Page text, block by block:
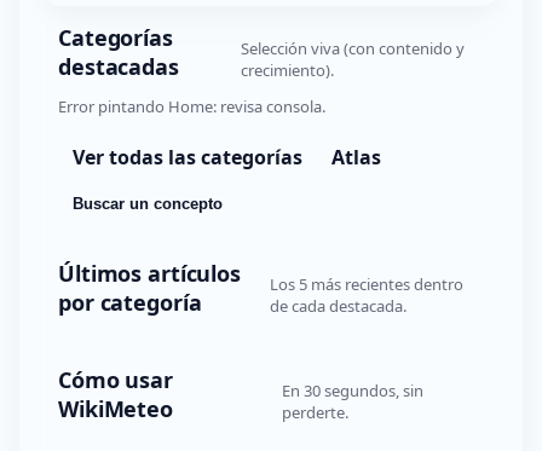
Categorías
destacadas
Selección viva (con contenido y
crecimiento).
Error pintando Home: revisa consola.
Ver todas las categorías Atlas
Buscar un concepto
Últimos artículos
por categoría
Los 5 más recientes dentro
de cada destacada.
Cómo usar
WikiMeteo
En 30 segundos, sin
perderte.